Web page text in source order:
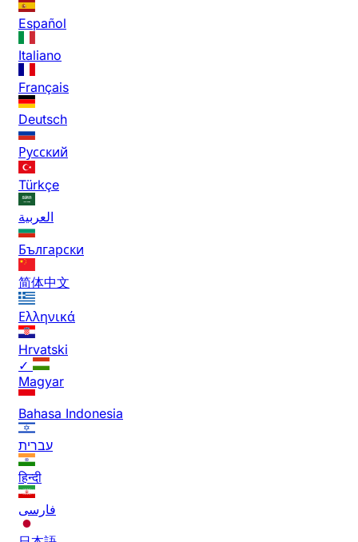
Español
Italiano
Français
Deutsch
Русский
Türkçe
العربية
Български
简体中文
Ελληνικά
Hrvatski
✓
Magyar
Bahasa Indonesia
עברית
हिन्दी
فارسی